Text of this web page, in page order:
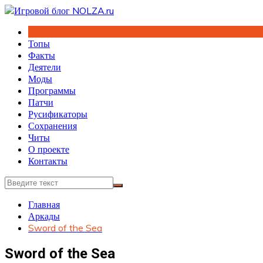
Перейти
содержимому
Топы
Факты
Деятели
Моды
Программы
Патчи
Русификаторы
Сохранения
Читы
О проекте
Контакты
Главная
Аркады
Sword of the Sea
Sword of the Sea